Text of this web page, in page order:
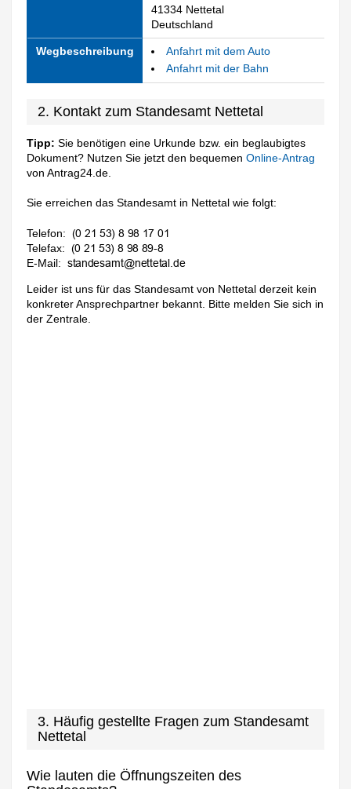
41334 Nettetal
Deutschland
Wegbeschreibung
Anfahrt mit dem Auto
Anfahrt mit der Bahn
2. Kontakt zum Standesamt Nettetal
Tipp: Sie benötigen eine Urkunde bzw. ein beglaubigtes
Dokument? Nutzen Sie jetzt den bequemenOnline-Antrag
von Antrag24.de.
Sie erreichen das Standesamt in Nettetal wie folgt:
Telefon:
Telefax:
E-Mail:
Leider ist uns für das Standesamt von Nettetal derzeit kein
konkreter Ansprechpartner bekannt. Bitte melden Sie sich in
der Zentrale.
3. Häufig gestellte Fragen zum Standesamt
Nettetal
Wie lauten die Öffnungszeiten des